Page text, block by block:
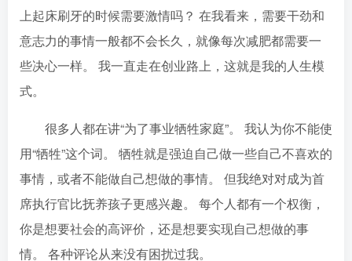
上起床刷牙的时候需要激情吗？ 在我看来，需要干劲和
意志力的事情一般都不会长久，就像每次减肥都需要一
些决心一样。 我一直走在创业路上，这就是我的人生模
式。
很多人都在讲“为了事业牺牲家庭”。 我认为你不能使
用“牺牲”这个词。 牺牲就是强迫自己做一些自己不喜欢的
事情，或者不能做自己想做的事情。 但我绝对对成为首
席执行官比抚养孩子更感兴趣。 每个人都有一个权衡，
你是想要社会的高评价，还是想要实现自己想做的事
情。 各种评论从来没有困扰过我。